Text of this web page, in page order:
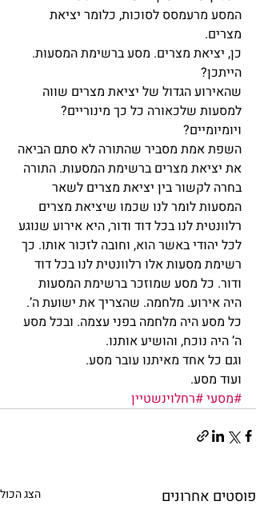
המסע מרעמסס לסוכות, כלומר יציאת
מצרים.
כן, יציאת מצרים. מסע ברשימת המסעות.
הייתכן?
שהאירוע הגדול של יציאת מצרים שווה
למסעות שלכאורה כל כך מינוריים?
ויומיומיים?
השפת אמת מסביר שהתורה לא סתם הביאה
את יציאת מצרים ברשימת המסעות. התורה
בחרה לקשור בין יציאת מצרים לשאר
המסעות לומר לנו שכמו שיציאת מצרים
רלוונטית לנו בכל דוד ודור, היא אירוע שנוגע
לכל יהודי באשר הוא, וחובה לזכור אותו. כך
רשימת מסעות אלו רלוונטית לנו בכל דוד
ודור. כל מסע שמוזכר ברשימת המסעות
היה אירוע. מלחמה. שהצריך את ישועת ה’.
כל מסע היה מלחמה בפני עצמה. ובכל מסע
ה’ היה נוכח, והושיע אותנו.
וגם כל אחד מאיתנו עובר מסע.
ועוד מסע.
#מסעי#רחלוינשטיין
פוסטים אחרונים הצג הכול